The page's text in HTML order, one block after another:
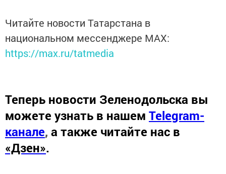
Читайте новости Татарстана в
национальном мессенджере MАХ:
https://max.ru/tatmedia
Теперь новости Зеленодольска вы
можете узнать в нашем Telegram-
канале, а также читайте нас в
«Дзен».